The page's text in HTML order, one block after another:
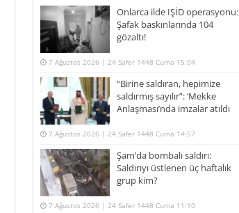
Onlarca ilde IŞİD operasyonu:
Şafak baskınlarında 104
gözaltı!
7 Ağustos 2026 | 24 Safer 1448 Cuma 15:04
“Birine saldıran, hepimize
saldırmış sayılır”: ‘Mekke
Anlaşması’nda imzalar atıldı
7 Ağustos 2026 | 24 Safer 1448 Cuma 14:57
Şam’da bombalı saldırı:
Saldırıyı üstlenen üç haftalık
grup kim?
7 Ağustos 2026 | 24 Safer 1448 Cuma 11:10